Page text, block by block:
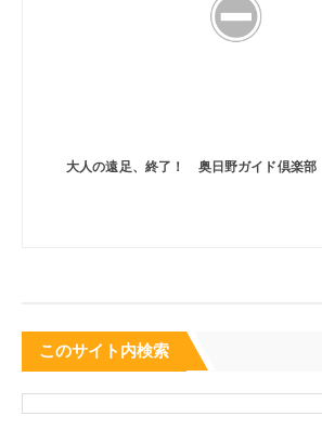
大人の遠足、終了！ 奥日野ガイド倶楽部
このサイト内検索